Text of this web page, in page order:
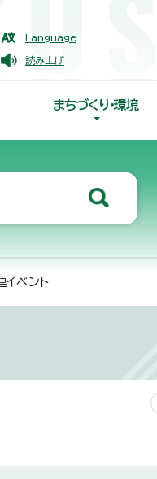
Language
読み上げ
まちづくり・環境
ベント